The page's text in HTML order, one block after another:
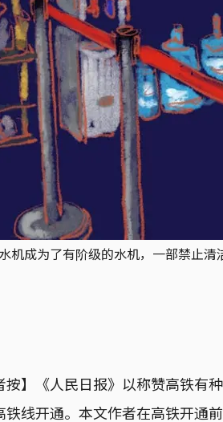
成为了有阶级的水机，一部禁止清
按】《人民日报》以称赞高
铁线开通。本文作者在高铁开通